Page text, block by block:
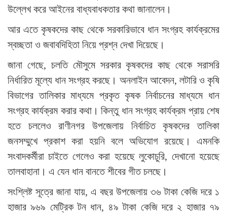
উল্লেখ করে আইনের বাধ্যবাধকতার কথা জানালেন।
আর এতে কৃষকদের কাছ থেকে সরকারিভাবে ধান সংগ্রহ কার্যক্রমের
স্বচ্ছতা ও জবাবদিহিতা নিয়ে প্রশ্ন দেখা দিয়েছে।
জানা গেছে, চলতি মৌসুমে সরকার কৃষকদের কাছ থেকে সরাসরি
নির্ধারিত মূল্যে ধান সংগ্রহ করছে। অনলাইন আবেদন, লটারি ও কৃষি
বিভাগের তালিকার মাধ্যমে প্রকৃত কৃষক নির্বাচনের মাধ্যমে ধান
সংগ্রহ কার্যক্রম করার কথা। কিন্তু ধান সংগ্রহ কার্যক্রম প্রায় শেষ
হতে চললেও রাণীনগর উপজেলায় নির্বাচিত কৃষকদের তালিকা
জনসম্মুখে প্রকাশ করা হয়নি বলে অভিযোগ রয়েছে। এমনকি
সংবাদকর্মীরা চাইতে গেলেও করা হয়েছে লুকোচুরি, দেখানো হয়েছে
তালবাহানা। এ যেন ধান বানতে শীবের গীত চলছে।
সংশ্লিষ্ট সূত্রে জানা যায়, এ বছর উপজেলায় ৩৬ টাকা কেজি দরে ১
হাজার ৯৬৯ মেট্রিক টন ধান, ৪৯ টাকা কেজি দরে ২ হাজার ৭৯